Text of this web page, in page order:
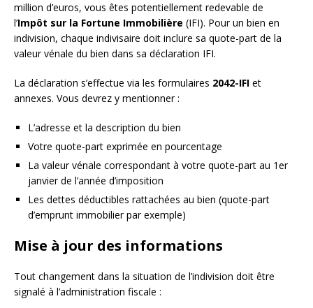
million d’euros, vous êtes potentiellement redevable de
l’Impôt sur la Fortune Immobilière (IFI). Pour un bien en
indivision, chaque indivisaire doit inclure sa quote-part de la
valeur vénale du bien dans sa déclaration IFI.
La déclaration s’effectue via les formulaires 2042-IFI et
annexes. Vous devrez y mentionner :
L’adresse et la description du bien
Votre quote-part exprimée en pourcentage
La valeur vénale correspondant à votre quote-part au 1er
janvier de l’année d’imposition
Les dettes déductibles rattachées au bien (quote-part
d’emprunt immobilier par exemple)
Mise à jour des informations
Tout changement dans la situation de l’indivision doit être
signalé à l’administration fiscale :